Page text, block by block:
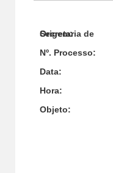
Secretaria de Origem:
Nº. Processo:
Data:
Hora:
Objeto: